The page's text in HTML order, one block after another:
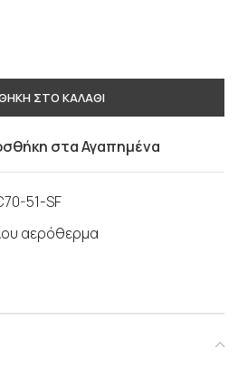
ΣΤΟ ΚΑΛΑΘΙ
στα Αγαπημένα
51-SF
αερόθερμα